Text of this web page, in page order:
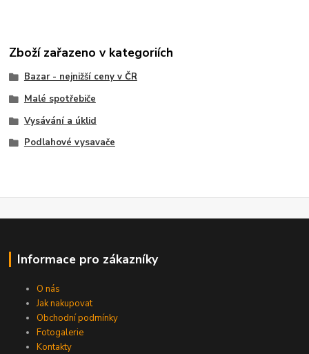
Zboží zařazeno v kategoriích
Bazar - nejnižší ceny v ČR
Malé spotřebiče
Vysávání a úklid
Podlahové vysavače
Informace pro zákazníky
O nás
Jak nakupovat
Obchodní podmínky
Fotogalerie
Kontakty